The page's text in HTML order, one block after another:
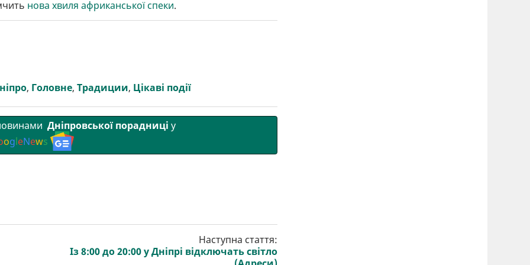
нова хвиля африканської спеки.
, Головне, Традиции, Цікаві події
Дніпровської порадниці у
ogleNews
Наступна стаття:
Із 8:00 до 20:00 у Дніпрі відключать світло